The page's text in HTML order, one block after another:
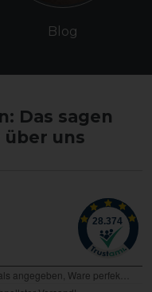
Blog
Das sagen
über uns